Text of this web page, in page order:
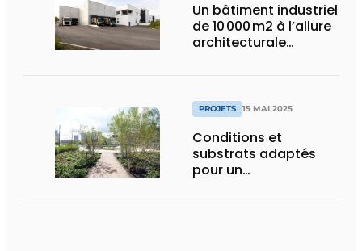
Un bâtiment industriel
de 10 000 m2 à l’allure
architecturale
PROJETS 15 MAI 2025
Conditions et
substrats adaptés
pour un